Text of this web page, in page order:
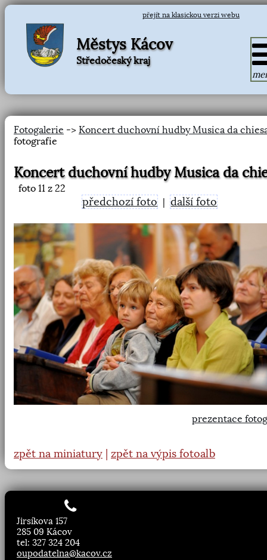
přejít na klasickou verzi webu
Městys Kácov
Středočeský kraj
Fotogalerie -> Koncert duchovní hudby Musica da
fotografie
Koncert duchovní hudby Musica da
foto 11 z 22
předchozí foto |další foto
prezentace
zpět na miniatury zpět na výpis fotoalb
Jirsíkova 157
285 09 Kácov
tel: 327 324 204
oupodatelna@kacov.cz